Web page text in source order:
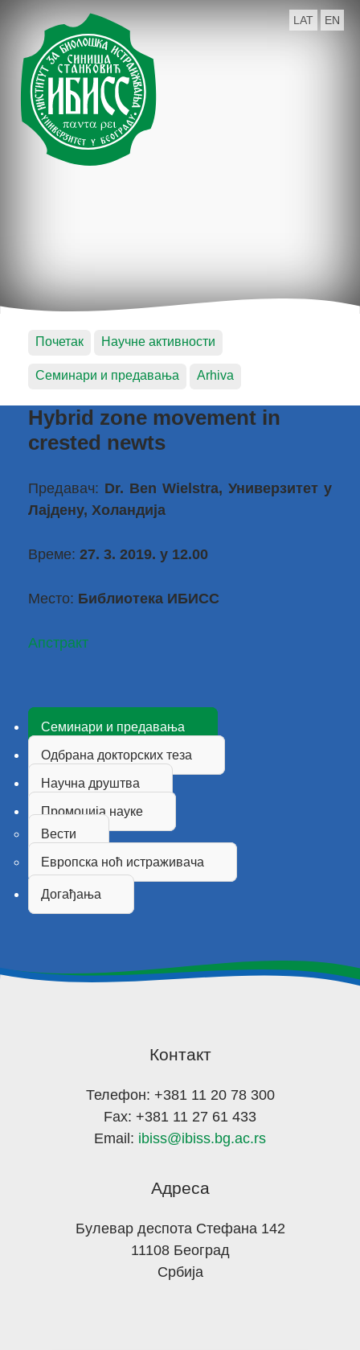
LAT EN
Почетак Научне активности
Семинари и предавања Arhiva
Hybrid zone movement in
crested newts
Предавач: Dr. Ben Wielstra, Универзитет у
Лајдену, Холандија
Време: 27. 3. 2019. у 12.00
Место: Библиотека ИБИСС
Апстракт
Семинари и предавања
Одбрана докторских теза
Научна друштва
Промоција науке
Вести
Европска ноћ истраживача
Догађања
Контакт
Телефон: +381 11 20 78 300
Fax: +381 11 27 61 433
Email: ibiss@ibiss.bg.ac.rs
Адреса
Булевар деспота Стефана 142
11108 Београд
Србија